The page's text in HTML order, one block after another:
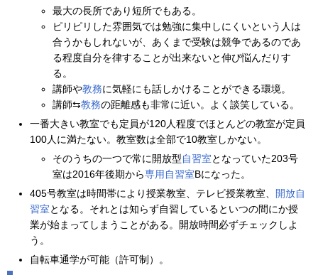
最大の長所であり短所でもある。
ピリピリした雰囲気では勉強に集中しにくいという人は
合うかもしれないが、あくまで受験は競争であるのであ
る程度自分を律することが出来ないと伸び悩んだりす
る。
講師や教務に気軽にも話しかけることができる環境。
講師⇆教務の距離感も非常に近い。よく談笑している。
一番大きい教室でも定員が120人程度でほとんどの教室が定員
100人に満たない。教室数は全部で10教室しかない。
そのうちの一つで常に開放型自習室となっていた203号
室は2016年後期から専用自習室Bになった。
405号教室は時間帯により授業教室、テレビ授業教室、
開放自
習室となる。それとは知らず自習しているといつの間にか授
業が始まってしまうことがある。開放時間必ずチェックしよ
う。
自転車通学が可能（許可制）。